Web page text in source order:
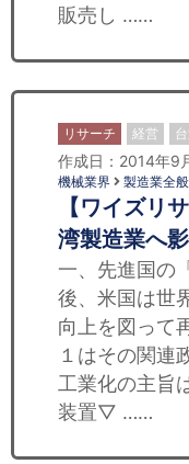
販売し ……
リサーチ 経営
作成日：2014年9
機械業界 製造業全般
【ワイズリ
湾製造業へ
一、先進国
後、米国は世
向上を図って
１はその関連
工業化の主旨
装置▽ ……